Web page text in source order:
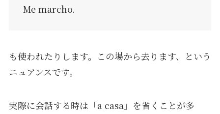
Me marcho.
も使われたりします。この場から去ります、という
ニュアンスです。
実際に会話する時は「a casa」を省くことが多